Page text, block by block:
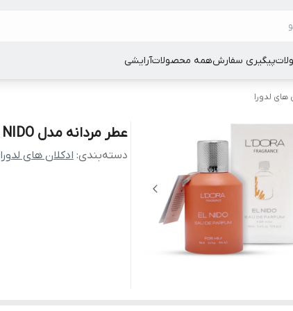
پیگیری سفارشهمه محصولاتآرایشی
های لدورا
عطر مردانه مدل EL NIDO حجم100 میلی‌لیتر برندلدورا
دسته‌بندی: ادکلان های لدورا